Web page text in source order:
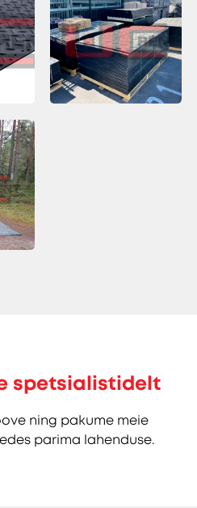
spetsialistidelt
ning pakume meie
parima lahenduse.